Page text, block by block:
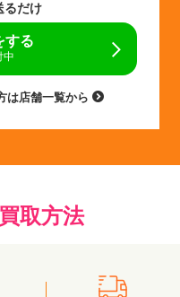
るだけ
する
中
は店舗一覧から
取方法